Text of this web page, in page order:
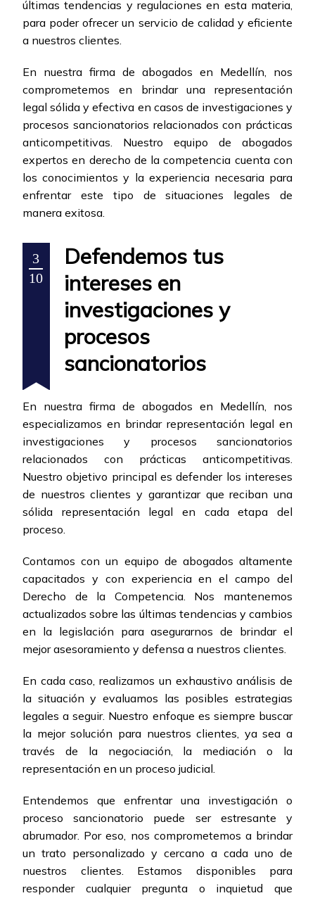
últimas tendencias y regulaciones en esta materia,
para poder ofrecer un servicio de calidad y eficiente
a nuestros clientes.
En nuestra firma de abogados en Medellín, nos
comprometemos en brindar una representación
legal sólida y efectiva en casos de investigaciones y
procesos sancionatorios relacionados con prácticas
anticompetitivas. Nuestro equipo de abogados
expertos en derecho de la competencia cuenta con
los conocimientos y la experiencia necesaria para
enfrentar este tipo de situaciones legales de
manera exitosa.
3
10
Defendemos tus
intereses en
investigaciones y
procesos
sancionatorios
En nuestra firma de abogados en Medellín, nos
especializamos en brindar representación legal en
investigaciones y procesos sancionatorios
relacionados con prácticas anticompetitivas.
Nuestro objetivo principal es defender los intereses
de nuestros clientes y garantizar que reciban una
sólida representación legal en cada etapa del
proceso.
Contamos con un equipo de abogados altamente
capacitados y con experiencia en el campo del
Derecho de la Competencia. Nos mantenemos
actualizados sobre las últimas tendencias y cambios
en la legislación para asegurarnos de brindar el
mejor asesoramiento y defensa a nuestros clientes.
En cada caso, realizamos un exhaustivo análisis de
la situación y evaluamos las posibles estrategias
legales a seguir. Nuestro enfoque es siempre buscar
la mejor solución para nuestros clientes, ya sea a
través de la negociación, la mediación o la
representación en un proceso judicial.
Entendemos que enfrentar una investigación o
proceso sancionatorio puede ser estresante y
abrumador. Por eso, nos comprometemos a brindar
un trato personalizado y cercano a cada uno de
nuestros clientes. Estamos disponibles para
responder cualquier pregunta o inquietud que